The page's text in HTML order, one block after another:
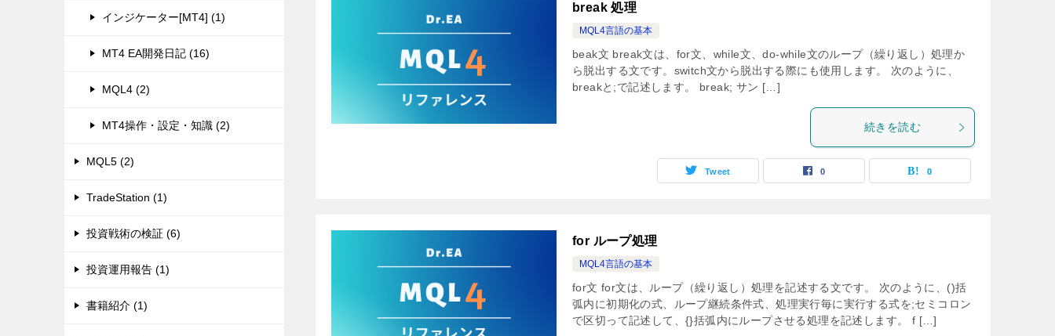
break 処理
MQL4言語の基本
beak文 break文は、for文、while文、do-while文のループ（繰り返し）処理か
ら脱出する文です。switch文から脱出する際にも使用します。 次のように、
breakと;で記述します。 break; サン […]
続きを読む
Tweet 0 0
for ループ処理
MQL4言語の基本
for文 for文は、ループ（繰り返し）処理を記述する文です。 次のように、()括
弧内に初期化の式、ループ継続条件式、処理実行毎に実行する式を;セミコロン
で区切って記述して、{}括弧内にループさせる処理を記述します。 f […]
インジケーター[MT4] (1)
MT4 EA開発日記 (16)
MQL4 (2)
MT4操作・設定・知識 (2)
MQL5 (2)
TradeStation (1)
投資戦術の検証 (6)
投資運用報告 (1)
書籍紹介 (1)